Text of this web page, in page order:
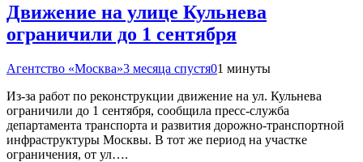
Движение на улице Кульнева
ограничили до 1 сентября
Агентство «Москва»3 месяца спустя01 минуты
Из-за работ по реконструкции движение на ул. Кульнева
ограничили до 1 сентября, сообщила пресс-служба
департамента транспорта и развития дорожно-транспортной
инфраструктуры Москвы. В тот же период на участке
ограничения, от ул….